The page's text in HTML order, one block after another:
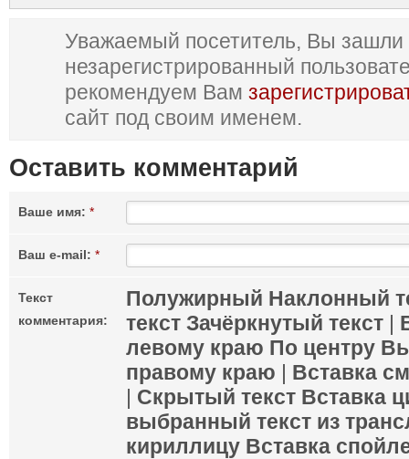
Уважаемый посетитель, Вы зашли
незарегистрированный
рекомендуем Вам
сайт под своим именем.
Оставить комментарий
Ваше имя: *
Ваш e-mail: *
Текст
комментария:
Полужирный Наклонный
текст Зачёркнутый текст |
левому краю По центру
правому краю | Вставка
| Скрытый текст Вставка
выбранный текст из
кириллицу Вставка